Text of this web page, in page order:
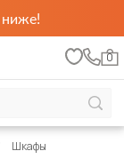
ниже!
0
Шкафы